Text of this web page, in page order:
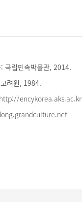
국립민속박물관, 2014.
려원, 1984.
http://encykorea.aks.ac.kr